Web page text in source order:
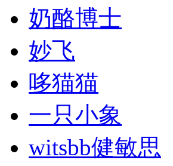
奶酪博士
妙飞
哆猫猫
一只小象
witsbb健敏思